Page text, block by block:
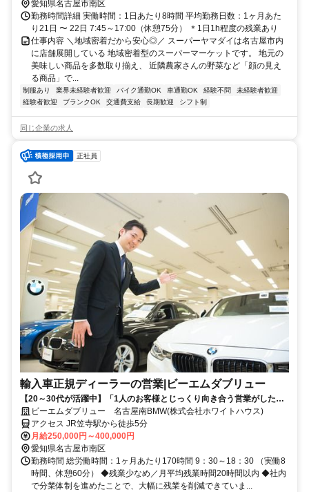
愛知県名古屋市南区
勤務時間詳細 実働時間：1日あたり8時間 平均勤務日数：1ヶ月あた
り21日 〜 22日 7:45～17:00（休憩75分） ＊1日1h程度の残業あり
仕事内容 ＼地域密着だから安心◎／ スーパーヤマダイは名古屋市内
に店舗展開している 地域密着型のスーパーマーケットです。 地元の
美味しい商品を多数取り揃え、 近隣農家さんの野菜など「顔の見え
る商品」で...
制服あり 業界未経験者歓迎 バイク通勤OK 車通勤OK 経験不問
未経験者歓迎
経験者歓迎
ブランクOK 交通費支給 長期歓迎 シフト制
同じ企業の求人
正社員
輸入車正規ディーラーの営業|ビーエムダブリュー
【20～30代が活躍中】「1人のお客様とじっくり向き合う営業がした
い」そんなあなたの経験を、最高の環境で活かしてください！／成約率
30%の反響営業／残業月20h以下
ビーエムダブリュー 名古屋南BMW(株式会社ホワイトハウス)
アクセス JR笠寺駅から徒歩5分
月給250,000円～400,000円
愛知県名古屋市南区
勤務時間 総労働時間：1ヶ月あたり170時間 9：30～18：30 （実働8
時間、休憩60分） ◆残業少なめ／月平均残業時間20時間以内 ◆社内
で分業体制を進めたことで、大幅に残業を削減できていま...